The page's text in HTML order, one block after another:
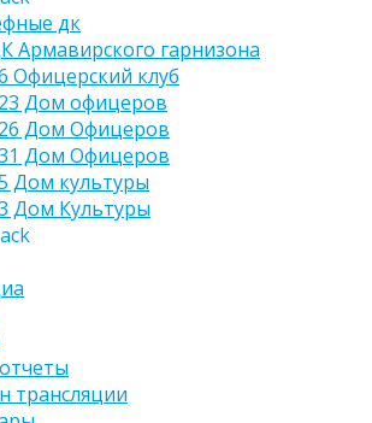
дк
Армавирского гарнизона
Офицерский клуб
Дом офицеров
Дом Офицеров
Дом Офицеров
Дом культуры
Дом Культуры
трансляции